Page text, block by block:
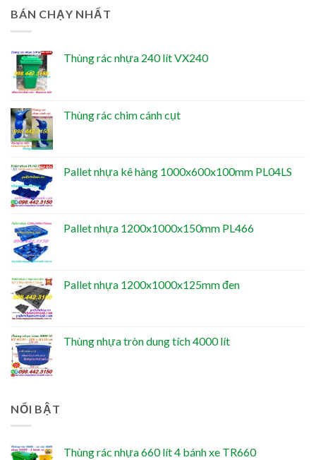
BÁN CHẠY NHẤT
Thùng rác nhựa 240 lít VX240
Thùng rác chim cánh cụt
Pallet nhựa kê hàng 1000x600x100mm PL04LS
Pallet nhựa 1200x1000x150mm PL466
Pallet nhựa 1200x1000x125mm đen
Thùng nhựa tròn dung tích 4000 lít
NỔI BẬT
Thùng rác nhựa 660 lít 4 bánh xe TR660